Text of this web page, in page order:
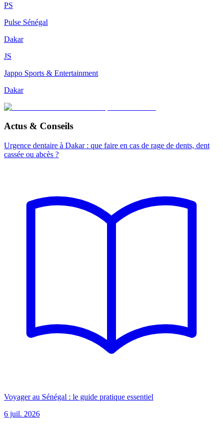
PS
Pulse Sénégal
Dakar
JS
Jappo Sports & Entertainment
Dakar
Actus & Conseils
Urgence dentaire à Dakar : que faire en cas de rage de dents, dent
cassée ou abcès ?
Voyager au Sénégal : le guide pratique essentiel
6 juil. 2026